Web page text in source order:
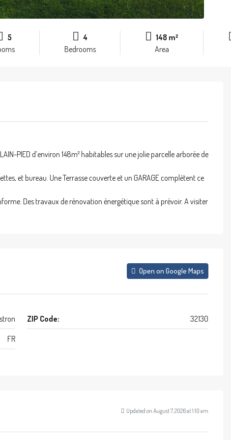
5
4
Bedrooms
148 m²
Area
PIED d’environ 148m² habitables sur une jolie parcelle arborée de
et bureau. Une Terrasse couverte et un GARAGE complètent ce
Des travaux de rénovation énergétique sont à prévoir. A visiter
Open on Google Maps
ZIP Code: 32130
FR
Updated on August 7, 2026 at 1:10 am